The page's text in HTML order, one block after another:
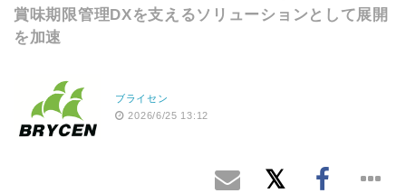
賞味期限管理DXを支えるソリューションとして展開
を加速
ブライセン
2026/6/25 13:12